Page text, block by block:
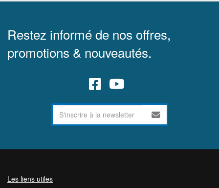
Restez informé de nos offres,
promotions & nouveautés.
Les liens utiles